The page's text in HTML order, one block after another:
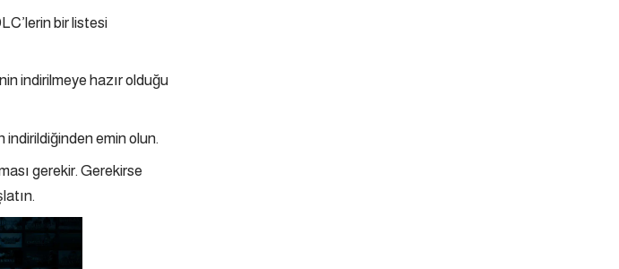
bir listesi
indirilmeye hazır olduğu
indirildiğinden emin olun.
gerekir. Gerekirse